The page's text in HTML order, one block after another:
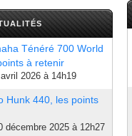
Ténéré 700 World
à retenir
2026 à 14h19
Hunk 440, les points
décembre 2025 à 12h27